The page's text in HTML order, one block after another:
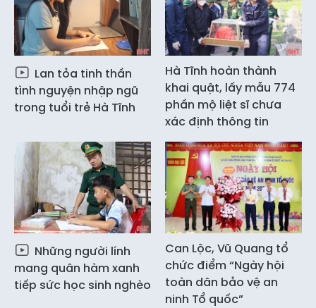
Lan tỏa tinh thần
tình nguyện nhập ngũ
trong tuổi trẻ Hà Tĩnh
Hà Tĩnh hoàn thành
khai quật, lấy mẫu 774
phần mộ liệt sĩ chưa
xác định thông tin
Những người lính
mang quân hàm xanh
tiếp sức học sinh nghèo
Can Lộc, Vũ Quang tổ
chức điểm “Ngày hội
toàn dân bảo vệ an
ninh Tổ quốc”